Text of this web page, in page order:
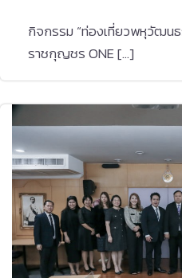
กิจกรรม “ท่องเที่ยวพหุวัฒน
ราชกุญชร ONE […]